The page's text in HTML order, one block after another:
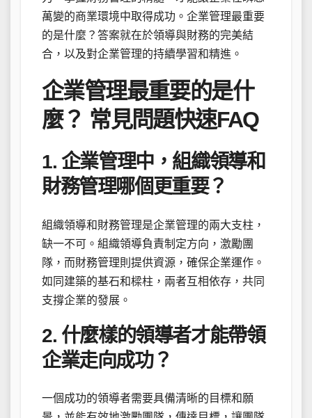
萬變的商業環境中取得成功。企業管理最重要
的是什麼？答案就在於領導與財務的完美結
合，以及對企業管理的持續學習和精進。
企業管理最重要的是什
麼？ 常見問題快速FAQ
1. 企業管理中，組織領導和
財務管理哪個更重要？
組織領導和財務管理是企業管理的兩大支柱，
缺一不可。組織領導負責制定方向，激勵團
隊，而財務管理則提供資源，確保企業運作。
如同建築的基石和樑柱，兩者互相依存，共同
支撐企業的發展。
2. 什麼樣的領導者才能帶領
企業走向成功？
一個成功的領導者需要具備清晰的目標和願